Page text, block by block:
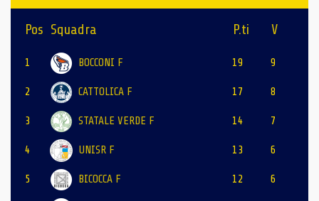
Pos Squadra P.ti V
1 BOCCONI F 19 9
2 CATTOLICA F 17 8
3 STATALE VERDE F 14 7
4 UNISR F 13 6
5 BICOCCA F 12 6